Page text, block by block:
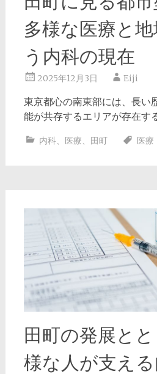
多様な医療と
う内科の現在
2025年12月3日 Eiji
東京都心の南東部には、長い
能が共存するエリアが存在す
内科、 医療、 田町 医療
田町の発展と
様な人が支え